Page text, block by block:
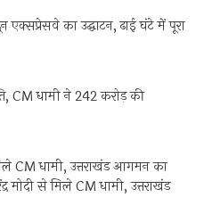
का उद्घाटन, ढाई घंटे में पूरा
CM धामी ने 242 करोड़ की
CM धामी, उत्तराखंड आगमन का
मोदी से मिले CM धामी, उत्तराखंड